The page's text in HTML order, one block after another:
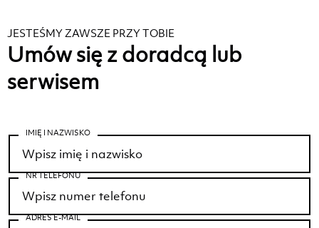
JESTEŚMY ZAWSZE PRZY TOBIE
Umów się z doradcą lub
serwisem
IMIĘ I NAZWISKO
NR TELEFONU
ADRES E-MAIL